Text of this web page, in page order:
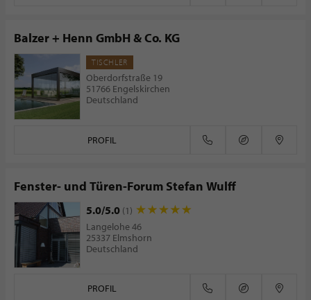
Balzer + Henn GmbH & Co. KG
TISCHLER
Oberdorfstraße 19
51766 Engelskirchen
Deutschland
PROFIL
Fenster- und Türen-Forum Stefan Wulff
5.0/5.0 (1)
Langelohe 46
25337 Elmshorn
Deutschland
PROFIL